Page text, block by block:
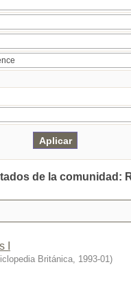
de la comunidad:
I
Británica, 1993-01)